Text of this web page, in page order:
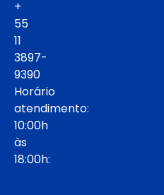
+
55
11
3897-
9390
Horário
atendimento:
10:00h
às
18:00h: